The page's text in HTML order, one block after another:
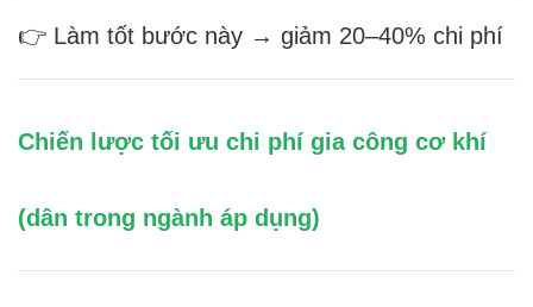
👉 Làm tốt bước này → giảm 20–40% chi phí
Chiến lược tối ưu chi phí gia công cơ khí
(dân trong ngành áp dụng)